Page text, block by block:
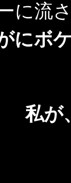
に流
にボ
私が